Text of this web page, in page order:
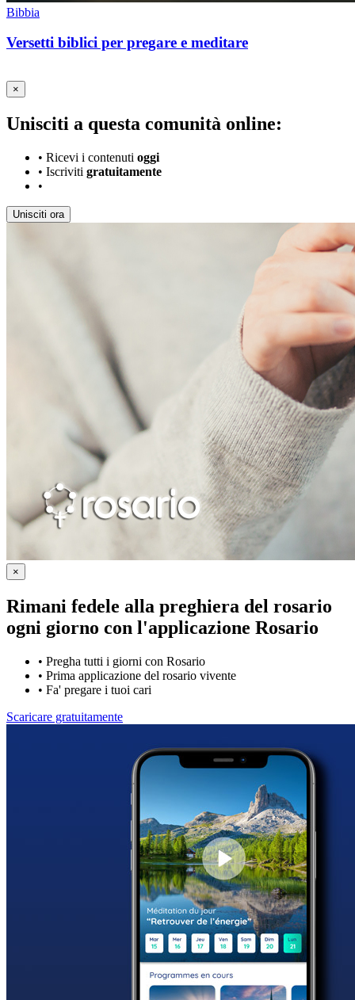
Bibbia
Versetti biblici per pregare e meditare
×
Unisciti a questa comunità online:
• Ricevi i contenuti oggi
• Iscriviti gratuitamente
•
Unisciti ora
×
Rimani fedele alla preghiera del rosario
ogni giorno con l'applicazione Rosario
• Pregha tutti i giorni con Rosario
• Prima applicazione del rosario vivente
• Fa' pregare i tuoi cari
Scaricare gratuitamente